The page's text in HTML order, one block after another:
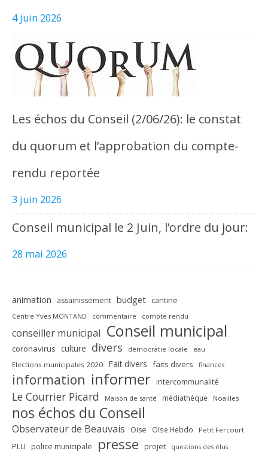
4 juin 2026
Les échos du Conseil (2/06/26): le constat
du quorum et l’approbation du compte-
rendu reportée
3 juin 2026
Conseil municipal le 2 Juin, l’ordre du jour:
28 mai 2026
animation assainissement budget cantine
Centre Yves MONTAND commentaire compte rendu
conseiller municipal Conseil municipal
coronavirus culture divers démocratie locale eau
Elections municipales 2020 Fait divers faits divers finances
information informer intercommunalité
Le Courrier Picard Maison de santé médiathèque Noailles
nos échos du Conseil
Observateur de Beauvais Oise Oise Hebdo Petit Fercourt
PLU police municipale presse projet questions des élus